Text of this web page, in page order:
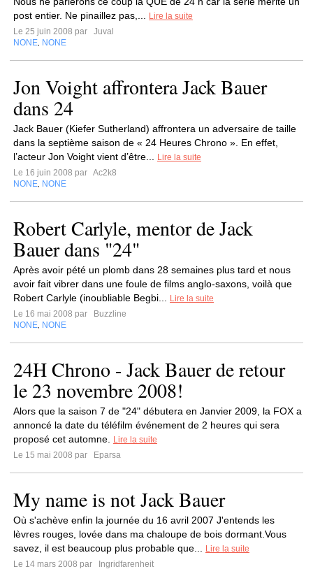
post entier. Ne pinaillez pas,...
Lire la suite
Le 25 juin 2008 par
Juval
NONE NONE
Jon Voight affrontera Jack Bauer
dans 24
Jack Bauer (Kiefer Sutherland) affrontera un adversaire de taille
dans la septième saison de « 24 Heures Chrono ». En effet,
l’acteur Jon Voight vient d’être...
Lire la suite
Le 16 juin 2008 par Ac2k8
NONE NONE
Robert Carlyle, mentor de Jack
Bauer dans "24"
Après avoir pété un plomb dans 28 semaines plus tard et nous
avoir fait vibrer dans une foule de films anglo-saxons, voilà que
Robert Carlyle (inoubliable Begbi...
Lire la suite
Le 16 mai 2008 par
Buzzline
NONE NONE
24H Chrono - Jack Bauer de retour
le 23 novembre 2008!
Alors que la saison 7 de "24" débutera en Janvier 2009, la FOX a
annoncé la date du téléfilm événement de 2 heures qui sera
proposé cet automne.
Lire la suite
Le 15 mai 2008 par
Eparsa
My name is not Jack Bauer
Où s'achève enfin la journée du 16 avril 2007 J'entends les
lèvres rouges, lovée dans ma chaloupe de bois dormant.Vous
savez, il est beaucoup plus probable que...
Lire la suite
Le 14 mars 2008 par
Ingridfarenheit